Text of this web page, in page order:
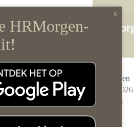
Redactie
HRMorgen
13 mei 2026
0 reacties